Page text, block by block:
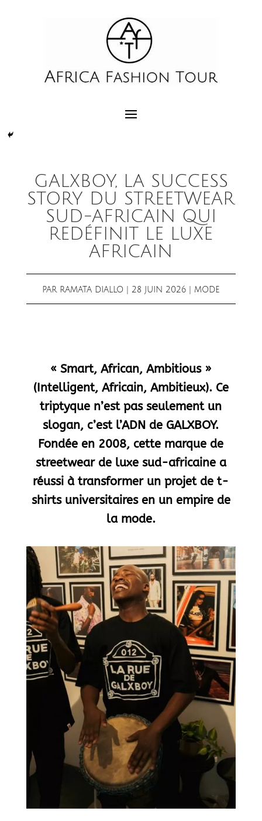
GALXBOY, LA SUCCESS
STORY DU STREETWEAR
SUD-AFRICAIN QUI
REDÉFINIT LE LUXE
AFRICAIN
PAR RAMATA DIALLO 28 JUIN 2026 MODE
« Smart, African, Ambitious »
(Intelligent, Africain, Ambitieux). Ce
triptyque n’est pas seulement un
slogan, c’est l’ADN de GALXBOY.
Fondée en 2008, cette marque de
streetwear de luxe sud-africaine a
réussi à transformer un projet de t-
shirts universitaires en un empire de
la mode.